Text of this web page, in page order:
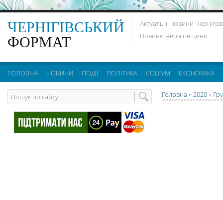
ЧЕРНІГІВСЬКИЙ
ФОРМАТ
Актуальні новини
Новини Чернігівщини
ГОЛОВНА НОВИНИ ПОДІЇ ПОЛІТИКА СОЦІУМ ЕКОНОМІКА
Головна » 2020»